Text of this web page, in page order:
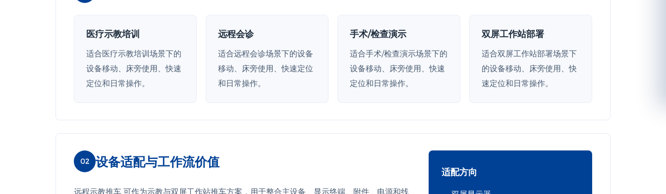
医疗示教培训
适合医疗示教培训场景下的
设备移动、床旁使用、快速
定位和日常操作。
远程会诊
适合远程会诊场景下的设备
移动、床旁使用、快速定位
和日常操作。
手术/检查演示
适合手术/检查演示场景下的
设备移动、床旁使用、快速
定位和日常操作。
双屏工作站部署
适合双屏工作站部署场景下
的设备移动、床旁使用、快
速定位和日常操作。
02 设备适配与工作流价值
远程示教推车 可作为示教与双屏工作站推车方案，用于整合主设备、显示终端、附件、电源和线
适配方向